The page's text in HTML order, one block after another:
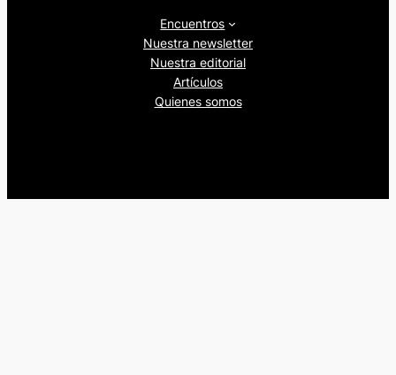
Encuentros
Nuestra newsletter
Nuestra editorial
Artículos
Quienes somos